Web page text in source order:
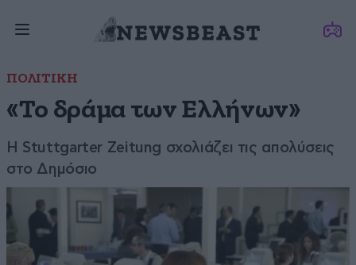
ΠΟΛΙΤΙΚΗ
«Το δράμα των Ελλήνων»
Η Stuttgarter Zeitung σχολιάζει τις απολύσεις
στο Δημόσιο